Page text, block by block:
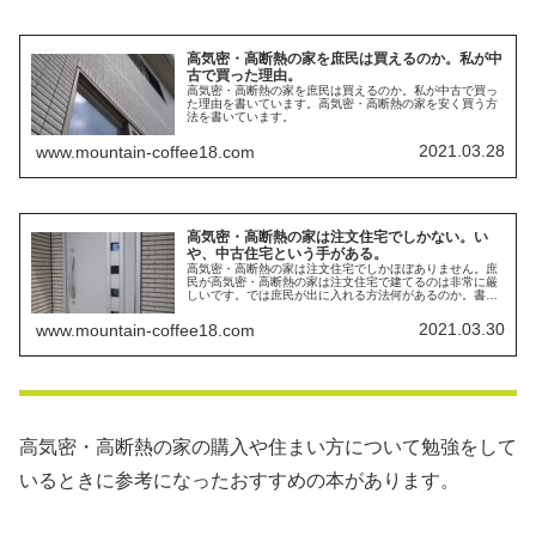
高気密・高断熱の家を庶民は買えるのか。私が中
古で買った理由。
高気密・高断熱の家を庶民は買えるのか。私が中古で買っ
た理由を書いています。高気密・高断熱の家を安く買う方
法を書いています。
www.mountain-coffee18.com 2021.03.28
高気密・高断熱の家は注文住宅でしかない。い
や、中古住宅という手がある。
高気密・高断熱の家は注文住宅でしかほぼありません。庶
民が高気密・高断熱の家は注文住宅で建てるのは非常に厳
しいです。では庶民が出に入れる方法何があるのか。書い
www.mountain-coffee18.com 2021.03.30
高気密・高断熱の家の購入や住まい方について勉強をして
いるときに参考になったおすすめの本があります。